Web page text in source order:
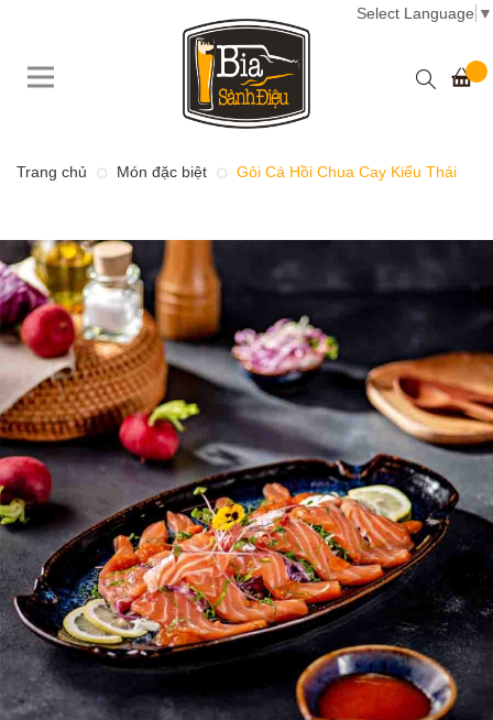
Select Language ▼
Trang chủ Món đặc biệt Gỏi Cá Hồi Chua Cay Kiểu Thái